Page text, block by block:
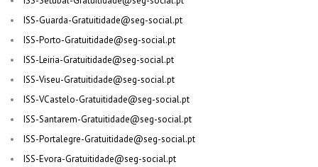
ISS-Guarda-Gratuitidade@seg-social.pt
ISS-Porto-Gratuitidade@seg-social.pt
ISS-Leiria-Gratuitidade@seg-social.pt
ISS-Viseu-Gratuitidade@seg-social.pt
ISS-VCastelo-Gratuitidade@seg-social.pt
ISS-Santarem-Gratuitidade@seg-social.pt
ISS-Portalegre-Gratuitidade@seg-social.pt
ISS-Evora-Gratuitidade@seg-social.pt